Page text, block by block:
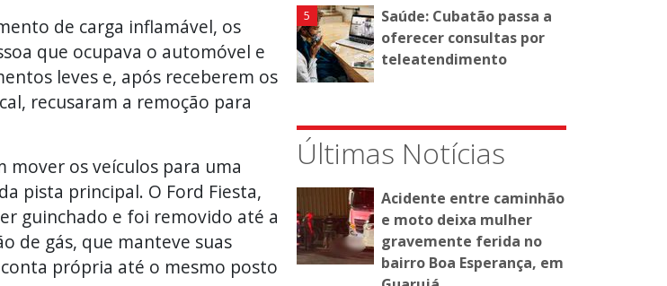
de carga inflamável, os
que ocupava o automóvel e
leves e, após receberem os
recusaram a remoção para
mover os veículos para uma
pista principal. O Ford Fiesta,
guinchado e foi removido até a
de gás, que manteve suas
própria até o mesmo posto
Saúde: Cubatão passa a
oferecer consultas por
teleatendimento
Últimas Notícias
Acidente entre caminhão
e moto deixa mulher
gravemente ferida no
bairro Boa Esperança, em